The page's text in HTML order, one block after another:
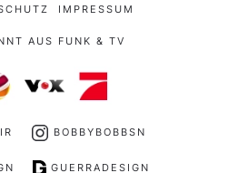
IMPRESSUM
AUS FUNK & TV
BOBBYBOBBSN
GUERRADESIGN